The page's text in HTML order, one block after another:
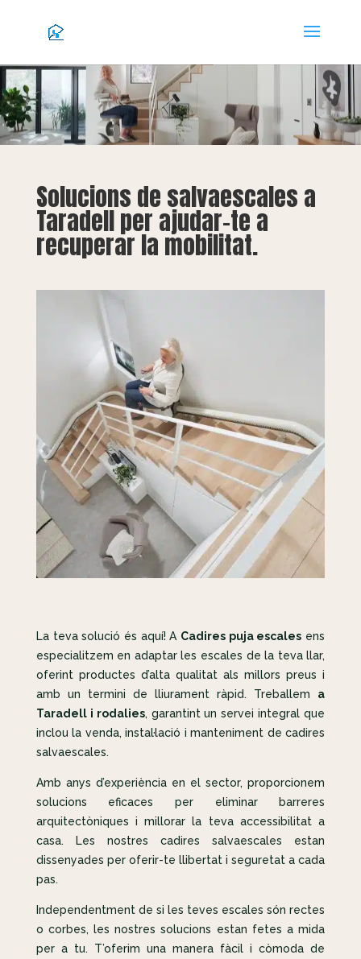
Solucions de salvaescales a
Taradell per ajudar-te a
recuperar la mobilitat.
La teva solució és aquí! A Cadires puja escales ens
especialitzem en adaptar les escales de la teva llar,
oferint productes d’alta qualitat als millors preus i
amb un termini de lliurament ràpid. Treballem a
Taradell i rodalies, garantint un servei integral que
inclou la venda, instal·lació i manteniment de cadires
salvaescales.
Amb anys d’experiència en el sector, proporcionem
solucions eficaces per eliminar barreres
arquitectòniques i millorar la teva accessibilitat a
casa. Les nostres cadires salvaescales estan
dissenyades per oferir-te llibertat i seguretat a cada
pas.
Independentment de si les teves escales són rectes
o corbes, les nostres solucions estan fetes a mida
per a tu. T’oferim una manera fàcil i còmoda de